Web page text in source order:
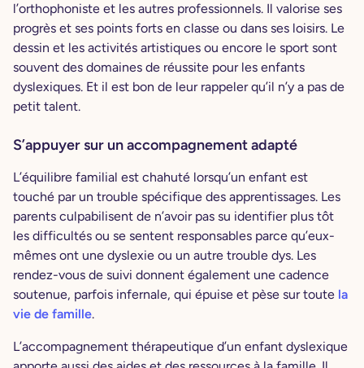
l’orthophoniste et les autres professionnels. Il valorise ses
progrès et ses points forts en classe ou dans ses loisirs. Le
dessin et les activités artistiques ou encore le sport sont
souvent des domaines de réussite pour les enfants
dyslexiques. Et il est bon de leur rappeler qu’il n’y a pas de
petit talent.
S’appuyer sur un accompagnement adapté
L’équilibre familial est chahuté lorsqu’un enfant est
touché par un trouble spécifique des apprentissages. Les
parents culpabilisent de n’avoir pas su identifier plus tôt
les difficultés ou se sentent responsables parce qu’eux-
mêmes ont une dyslexie ou un autre trouble dys. Les
rendez-vous de suivi donnent également une cadence
soutenue, parfois infernale, qui épuise et pèse sur toute la
vie de famille.
L’accompagnement thérapeutique d’un enfant dyslexique